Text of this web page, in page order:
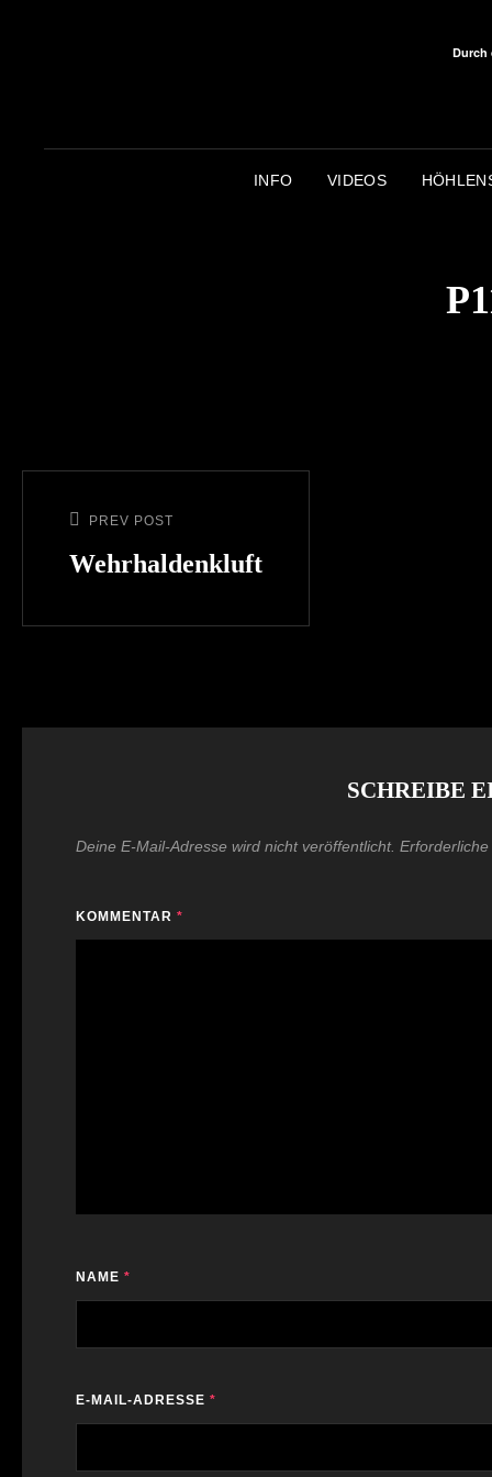
INFO VIDEOS
Previous
Post
PREV POST
Wehrhaldenkluft
SCHREIBE
Deine E-Mail-Adresse wird nicht veröffentlicht.
KOMMENTAR *
NAME *
E-MAIL-ADRESSE *
Durch